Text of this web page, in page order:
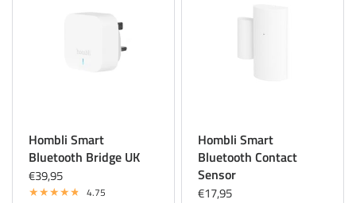
Hombli Smart
Bluetooth Bridge UK
€39,95
4.75
Hombli Smart
Bluetooth Contact
Sensor
€17,95